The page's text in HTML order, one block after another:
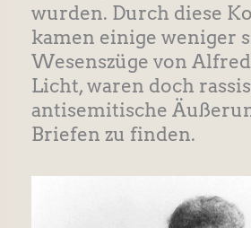
wurden. Durch diese
kamen einige weniger
Wesenszüge von
Licht, waren doch
antisemitische
Briefen zu finden.